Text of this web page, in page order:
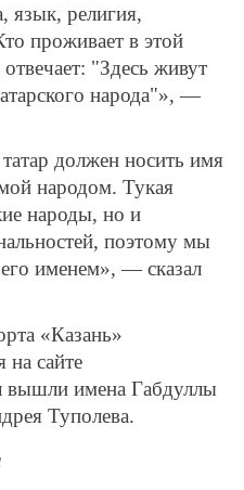
язык, религия,
проживает в этой
"Здесь живут
народа"», —
должен носить имя
народом. Тукая
народы, но и
поэтому мы
именем», — сказал
«Казань»
сайте
вышли имена Габдуллы
Туполева.